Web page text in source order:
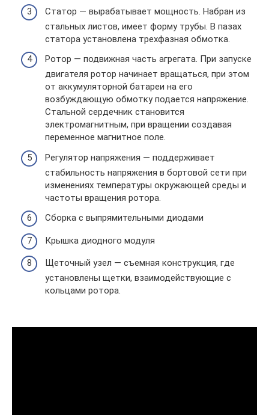
Статор — вырабатывает мощность. Набран из
стальных листов, имеет форму трубы. В пазах
статора установлена трехфазная обмотка.
Ротор — подвижная часть агрегата. При запуске
двигателя ротор начинает вращаться, при этом
от аккумуляторной батареи на его
возбуждающую обмотку подается напряжение.
Стальной сердечник становится
электромагнитным, при вращении создавая
переменное магнитное поле.
Регулятор напряжения — поддерживает
стабильность напряжения в бортовой сети при
изменениях температуры окружающей среды и
частоты вращения ротора.
Сборка с выпрямительными диодами
Крышка диодного модуля
Щеточный узел — съемная конструкция, где
установлены щетки, взаимодействующие с
кольцами ротора.